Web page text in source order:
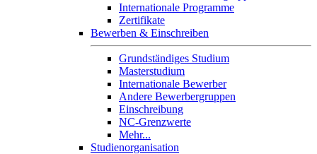
Internationale Programme
Zertifikate
Bewerben & Einschreiben
Grundständiges Studium
Masterstudium
Internationale Bewerber
Andere Bewerbergruppen
Einschreibung
NC-Grenzwerte
Mehr...
Studienorganisation